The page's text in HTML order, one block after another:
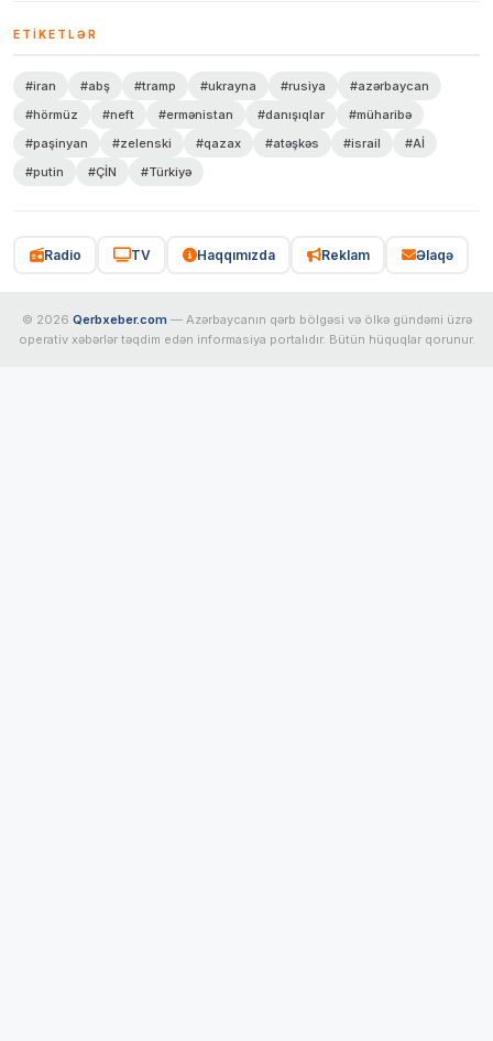
ETIKETLƏR
#iran #abş #tramp #ukrayna #rusiya
#azərbaycan
#hörmüz
#neft #ermənistan #danışıqlar
#müharibə
#paşinyan
#zelenski #qazax #atəşkəs #israil
#Aİ
#putin
#ÇİN #Türkiyə
Radio TV Haqqımızda Reklam Əlaqə
© 2026 Qerbxeber.com — Azərbaycanın qərb bölgəsi və ölkə gündəmi üzrə
operativ xəbərlər təqdim edən informasiya portalıdır. Bütün hüquqlar qorunur.